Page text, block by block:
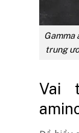
Gamma
trung
Vai